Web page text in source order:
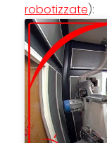
robotizzate):